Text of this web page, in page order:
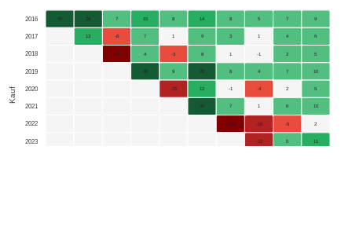
2016
2017
2018
2019
2020
2021
2022
2023
Kauf
45 28 7 15 8 14 8 5 7 9
13 -8 7 1 9 3 1 4 6
-25 4 -3 8 1 -1 2 5
40 9 21 8 4 7 10
-15 12 -1 -4 2 5
47 7 1 6 10
-23 -18 -5 2
-12 5 11